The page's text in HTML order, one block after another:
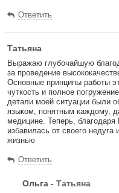
Ответить
Татьяна
Выражаю глубочайшую
за проведение
Основные принципы работы
чуткость и полное
детали моей ситуации были
языком, понятным каждому,
медицине. Теперь,
избавилась от своего
жизнью
Ответить
Ольга - Татьяна